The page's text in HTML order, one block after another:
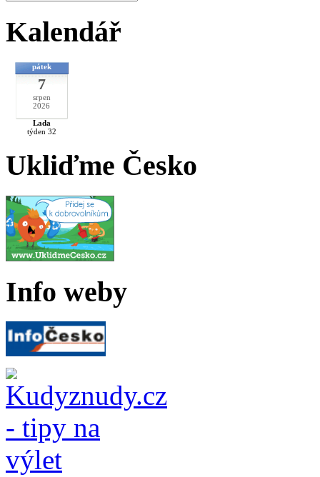
Kalendář
pátek
7
srpen
2026
Lada
týden 32
Ukliďme Česko
Info weby